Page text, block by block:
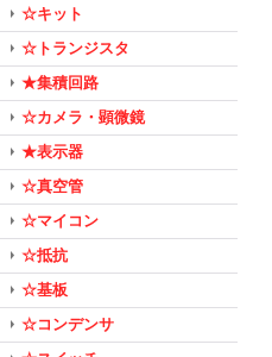
☆キット
☆トランジスタ
★集積回路
☆カメラ・顕微鏡
★表示器
☆真空管
☆マイコン
☆抵抗
☆基板
☆コンデンサ